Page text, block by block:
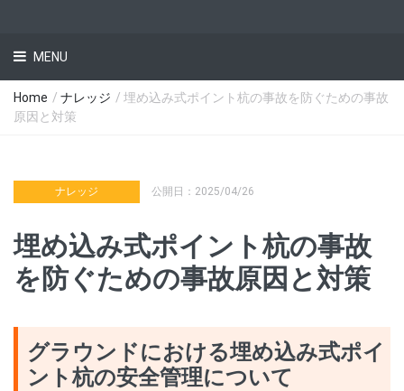
MENU
Home / ナレッジ / 埋め込み式ポイント杭の事故を防ぐための事故
原因と対策
ナレッジ 公開日：2025/04/26
埋め込み式ポイント杭の事故
を防ぐための事故原因と対策
グラウンドにおける埋め込み式ポイ
ント杭の安全管理について